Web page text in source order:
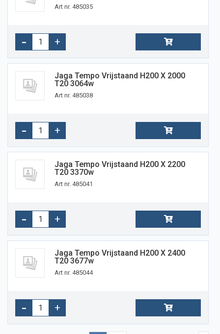
Art nr. 485035
Jaga Tempo Vrijstaand H200 X 2000
T20 3064w
Art nr. 485038
Jaga Tempo Vrijstaand H200 X 2200
T20 3370w
Art nr. 485041
Jaga Tempo Vrijstaand H200 X 2400
T20 3677w
Art nr. 485044